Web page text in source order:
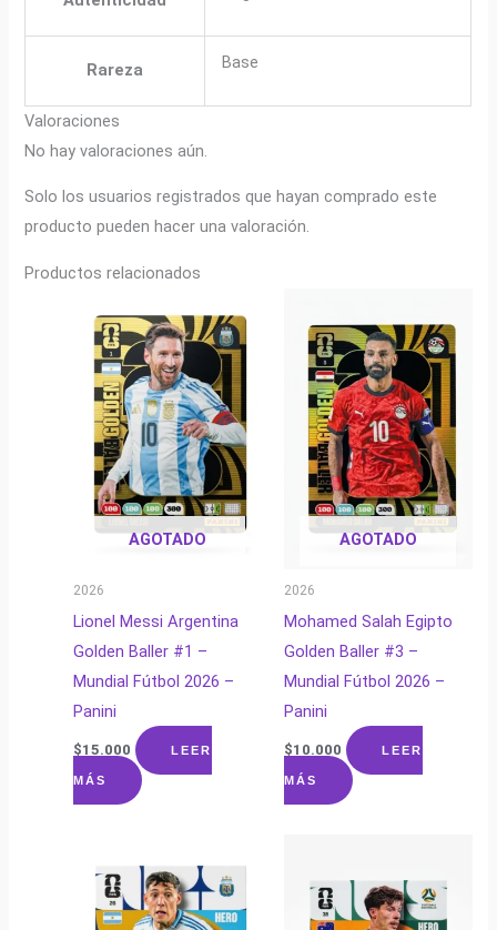
Rareza Base
Valoraciones
No hay valoraciones aún.
Solo los usuarios registrados que hayan comprado este
producto pueden hacer una valoración.
Productos relacionados
AGOTADO
2026
Lionel Messi Argentina
Golden Baller #1 –
Mundial Fútbol 2026 –
Panini
$15.000 LEER
MÁS
AGOTADO
2026
Mohamed Salah Egipto
Golden Baller #3 –
Mundial Fútbol 2026 –
Panini
$10.000 LEER
MÁS